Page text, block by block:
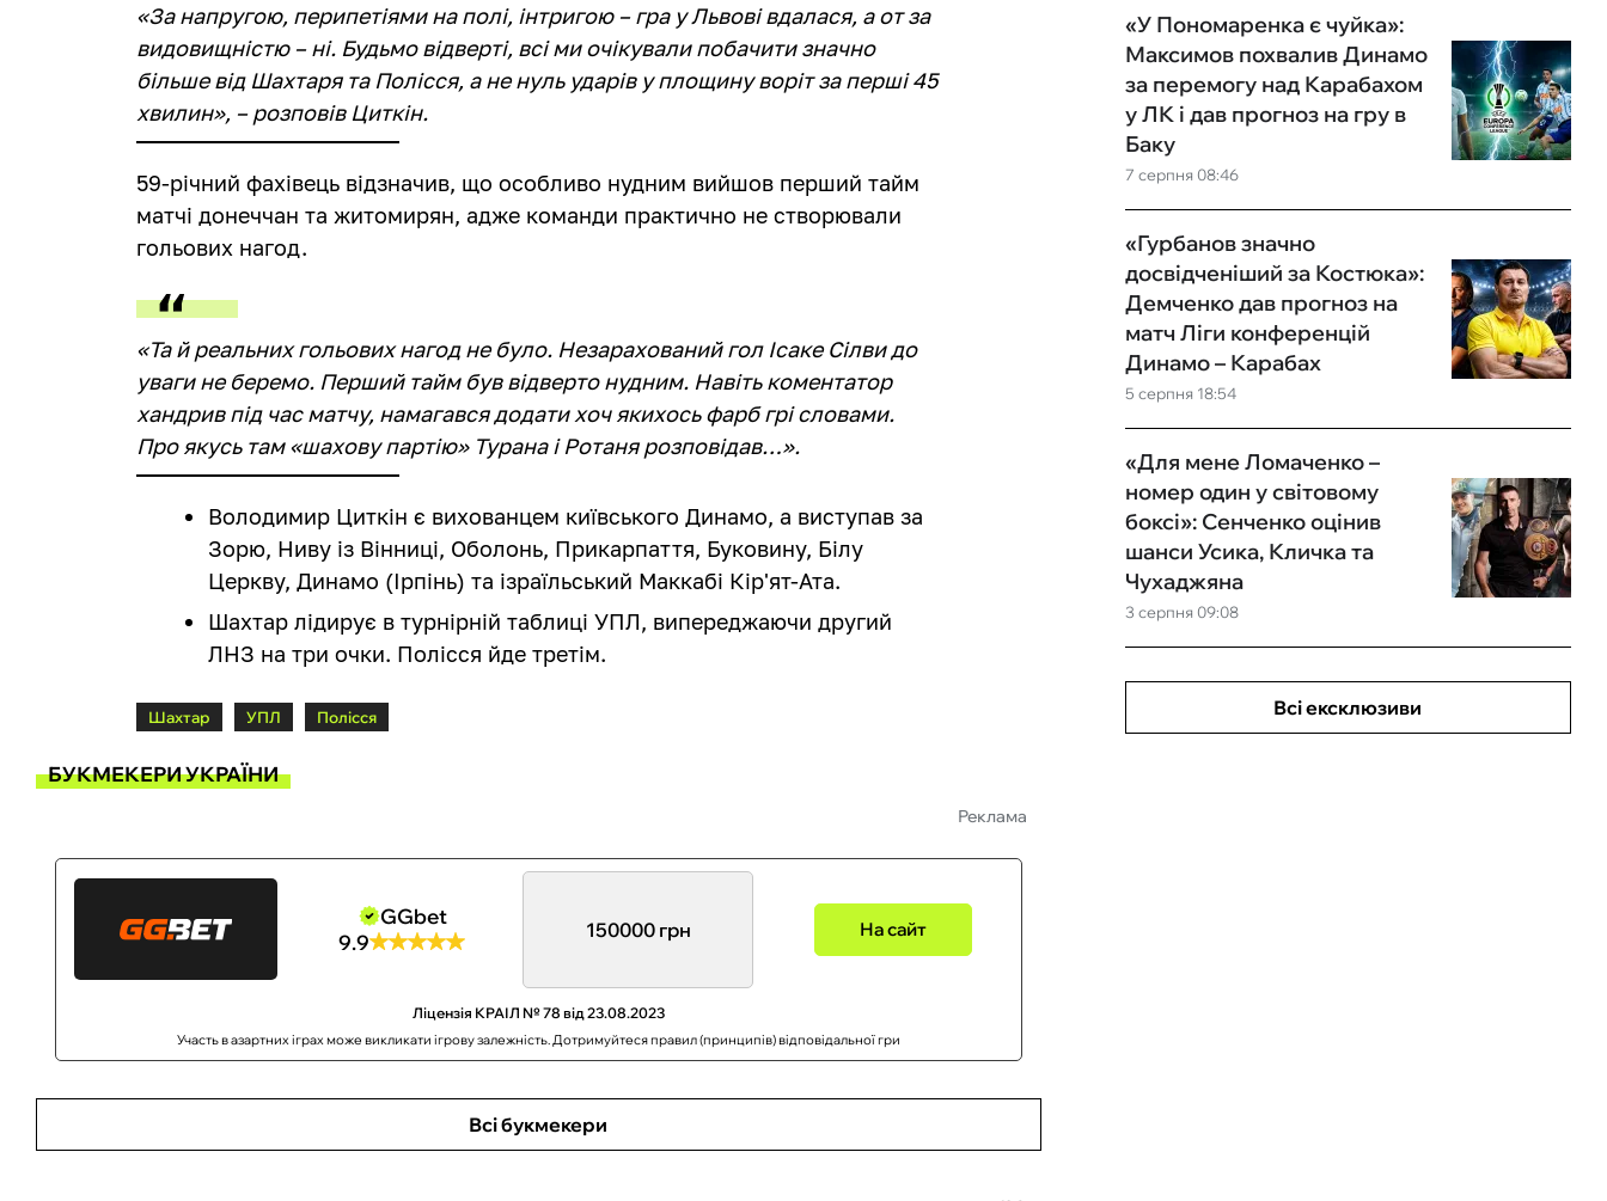
«За напругою, перипетіями на полі, інтригою – гра у Львові вдалася, а от за
видовищністю – ні. Будьмо відверті, всі ми очікували побачити значно
більше від Шахтаря та Полісся, а не нуль ударів у площину воріт за перші 45
хвилин», – розповів Циткін.
59-річний фахівець відзначив, що особливо нудним вийшов перший тайм
матчі донеччан та житомирян, адже команди практично не створювали
гольових нагод.
«Та й реальних гольових нагод не було. Незарахований гол Ісаке Сілви до
уваги не беремо. Перший тайм був відверто нудним. Навіть коментатор
хандрив під час матчу, намагався додати хоч якихось фарб грі словами.
Про якусь там «шахову партію» Турана і Ротаня розповідав…».
Володимир Циткін є вихованцем київського Динамо, а виступав за
Зорю, Ниву із Вінниці, Оболонь, Прикарпаття, Буковину, Білу
Церкву, Динамо (Ірпінь) та ізраїльський Маккабі Кір'ят-Ата.
Шахтар лідирує в турнірній таблиці УПЛ, випереджаючи другий
ЛНЗ на три очки. Полісся йде третім.
Шахтар УПЛ Полісся
БУКМЕКЕРИ УКРАЇНИ
Реклама
GGbet
9.9
150000 грн На сайт
Ліцензія КРАІЛ № 78 від 23.08.2023
Участь в азартних іграх може викликати ігрову залежність. Дотримуйтеся правил (принципів) відповідальної гри
Всі букмекери
7 серпня 08:46
«У Пономаренка є чуйка»:
Максимов похвалив Динамо
за перемогу над Карабахом
у ЛК і дав прогноз на гру в
Баку
5 серпня 18:54
«Гурбанов значно
досвідченіший за Костюка»:
Демченко дав прогноз на
матч Ліги конференцій
Динамо – Карабах
3 серпня 09:08
«Для мене Ломаченко –
номер один у світовому
боксі»: Сенченко оцінив
шанси Усика, Кличка та
Чухаджяна
Всі ексклюзиви